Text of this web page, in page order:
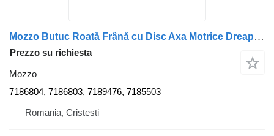
Mozzo Butuc Roată Frână cu Disc Axa Motrice Dreapta 7186804 per camion IVECO
Prezzo su richiesta
Mozzo
7186804, 7186803, 7189476, 7185503
Romania, Cristesti